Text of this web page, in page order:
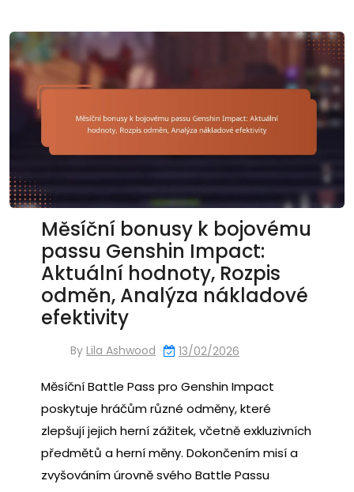
Měsíční bonusy k bojovému
passu Genshin Impact:
Aktuální hodnoty, Rozpis
odměn, Analýza nákladové
efektivity
By Lila Ashwood 13/02/2026
Měsíční Battle Pass pro Genshin Impact
poskytuje hráčům různé odměny, které
zlepšují jejich herní zážitek, včetně exkluzivních
předmětů a herní měny. Dokončením misí a
zvyšováním úrovně svého Battle Passu